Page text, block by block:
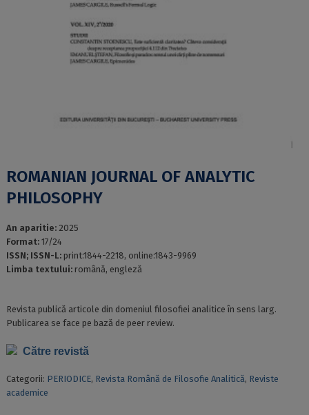
ROMANIAN JOURNAL OF ANALYTIC
PHILOSOPHY
An aparitie: 2025
Format: 17/24
ISSN; ISSN-L: print:1844-2218, online:1843-9969
Limba textului: română, engleză
Revista publică articole din domeniul filosofiei analitice în sens larg.
Publicarea se face pe bază de peer review.
Către revistă
Categorii: PERIODICE, Revista Română de Filosofie Analitică, Reviste
academice